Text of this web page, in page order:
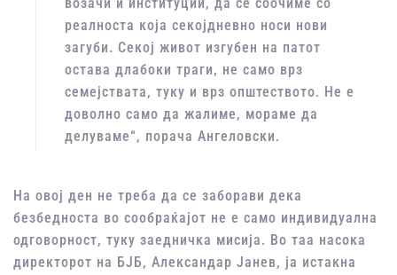
реалноста која секојдневно носи нови
загуби. Секој живот изгубен на патот
остава длабоки траги, не само врз
семејствата, туку и врз општеството. Не е
доволно само да жалиме, мораме да
делуваме“, порача Ангеловски.
На овој ден не треба да се заборави дека
безбедноста во сообраќајот не е само индивидуална
одговорност, туку заедничка мисија. Во таа насока
директорот на БЈБ, Александар Јанев, ја истакна